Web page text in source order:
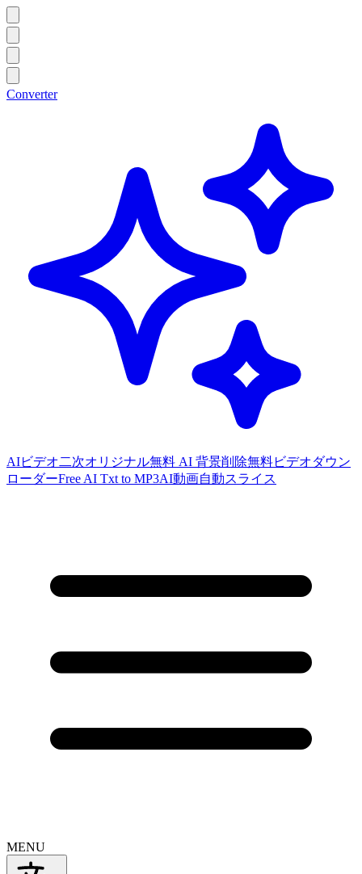
Converter
AIビデオ二次オリジナル無料 AI 背景削除無料ビデオダウン
ローダーFree AI Txt to MP3AI動画自動スライス
MENU